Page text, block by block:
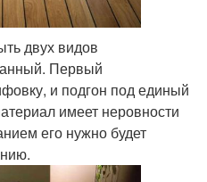
двух видов
Первый
и подгон под единый
имеет неровности
его нужно будет